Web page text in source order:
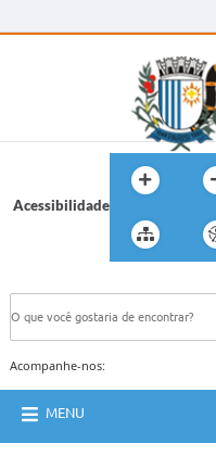
Acessibilidade
Acompanhe-nos:
MENU